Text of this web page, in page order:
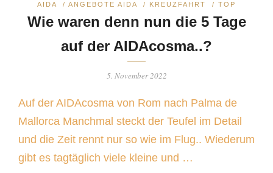
AIDA / ANGEBOTE AIDA / KREUZFAHRT / TOP
Wie waren denn nun die 5 Tage
auf der AIDAcosma..?
5. November 2022
Auf der AIDAcosma von Rom nach Palma de
Mallorca Manchmal steckt der Teufel im Detail
und die Zeit rennt nur so wie im Flug.. Wiederum
gibt es tagtäglich viele kleine und …